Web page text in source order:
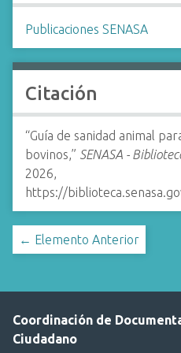
Publicaciones SENASA
Citación
“Guía de sanidad animal
bovinos,” SENASA -
2026,
https://
← Elemento Anterior
Coordinación de
Ciudadano